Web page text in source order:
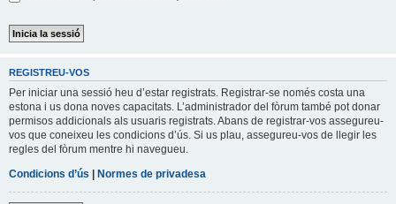
REGISTREU-VOS
Per iniciar una sessió heu d’estar registrats. Registrar-se només costa una
estona i us dona noves capacitats. L’administrador del fòrum també pot donar
permisos addicionals als usuaris registrats. Abans de registrar-vos assegureu-
vos que coneixeu les condicions d’ús. Si us plau, assegureu-vos de llegir les
regles del fòrum mentre hi navegueu.
Condicions d’ús
Normes de privadesa